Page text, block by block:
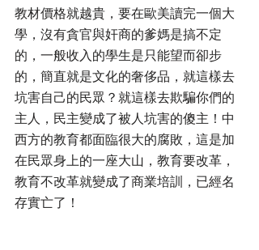
教材價格就越貴，要在歐美讀完一個大
學，沒有貪官與奸商的爹媽是搞不定
的，一般收入的學生是只能望而卻步
的，簡直就是文化的奢侈品，就這樣去
坑害自己的民眾？就這樣去欺騙你們的
主人，民主變成了被人坑害的傻主！中
西方的教育都面臨很大的腐敗，這是加
在民眾身上的一座大山，教育要改革，
教育不改革就變成了商業培訓，已經名
存實亡了！